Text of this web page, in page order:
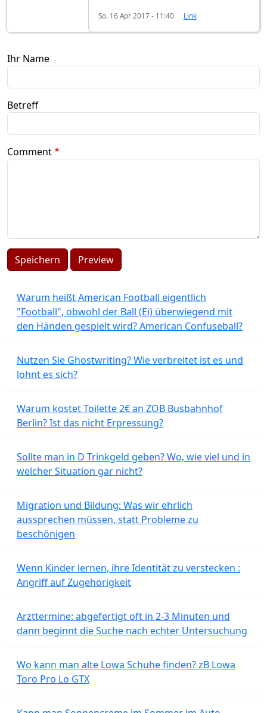
So. 16 Apr 2017 - 11:40 Link
Ihr Name
Betreff
Comment
Speichern Preview
Warum heißt American Football eigentlich
"Football", obwohl der Ball (Ei) überwiegend mit
den Händen gespielt wird? American Confuseball?
Nutzen Sie Ghostwriting? Wie verbreitet ist es und
lohnt es sich?
Warum kostet Toilette 2€ an ZOB Busbahnhof
Berlin? Ist das nicht Erpressung?
Sollte man in D Trinkgeld geben? Wo, wie viel und in
welcher Situation gar nicht?
Migration und Bildung: Was wir ehrlich
aussprechen müssen, statt Probleme zu
beschönigen
Wenn Kinder lernen, ihre Identität zu verstecken :
Angriff auf Zugehörigkeit
Arzttermine: abgefertigt oft in 2-3 Minuten und
dann beginnt die Suche nach echter Untersuchung
Wo kann man alte Lowa Schuhe finden? zB Lowa
Toro Pro Lo GTX